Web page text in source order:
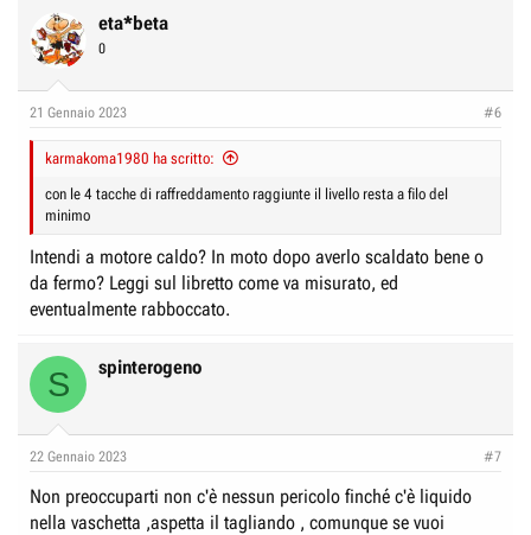
eta*beta
0
21 Gennaio 2023 #6
karmakoma1980 ha scritto:
con le 4 tacche di raffreddamento raggiunte il livello resta a filo del
minimo
Intendi a motore caldo? In moto dopo averlo scaldato bene o
da fermo? Leggi sul libretto come va misurato, ed
eventualmente rabboccato.
S spinterogeno
22 Gennaio 2023 #7
Non preoccuparti non c'è nessun pericolo finché c'è liquido
nella vaschetta ,aspetta il tagliando , comunque se vuoi